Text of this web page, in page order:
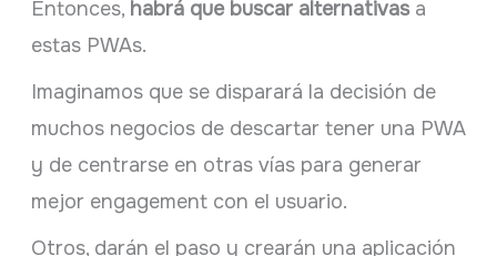
Entonces, habrá que buscar alternativas a
estas PWAs.
Imaginamos que se disparará la decisión de
muchos negocios de descartar tener una PWA
y de centrarse en otras vías para generar
mejor engagement con el usuario.
Otros, darán el paso y crearán una aplicación